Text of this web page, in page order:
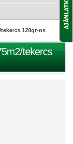
lenyitása
120gr-os
tekercs